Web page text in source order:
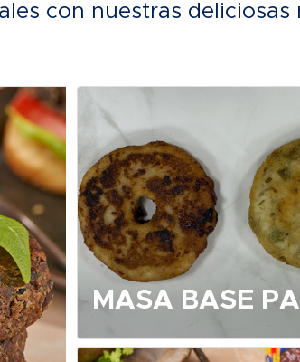
con nuestras deliciosas
MASA BASE